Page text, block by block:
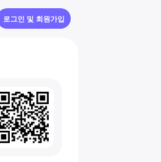
로그인 및 회원가입